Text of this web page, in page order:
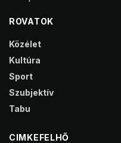
ROVATOK
Közélet
Kultúra
Sport
Szubjektív
Tabu
CIMKEFELHŐ